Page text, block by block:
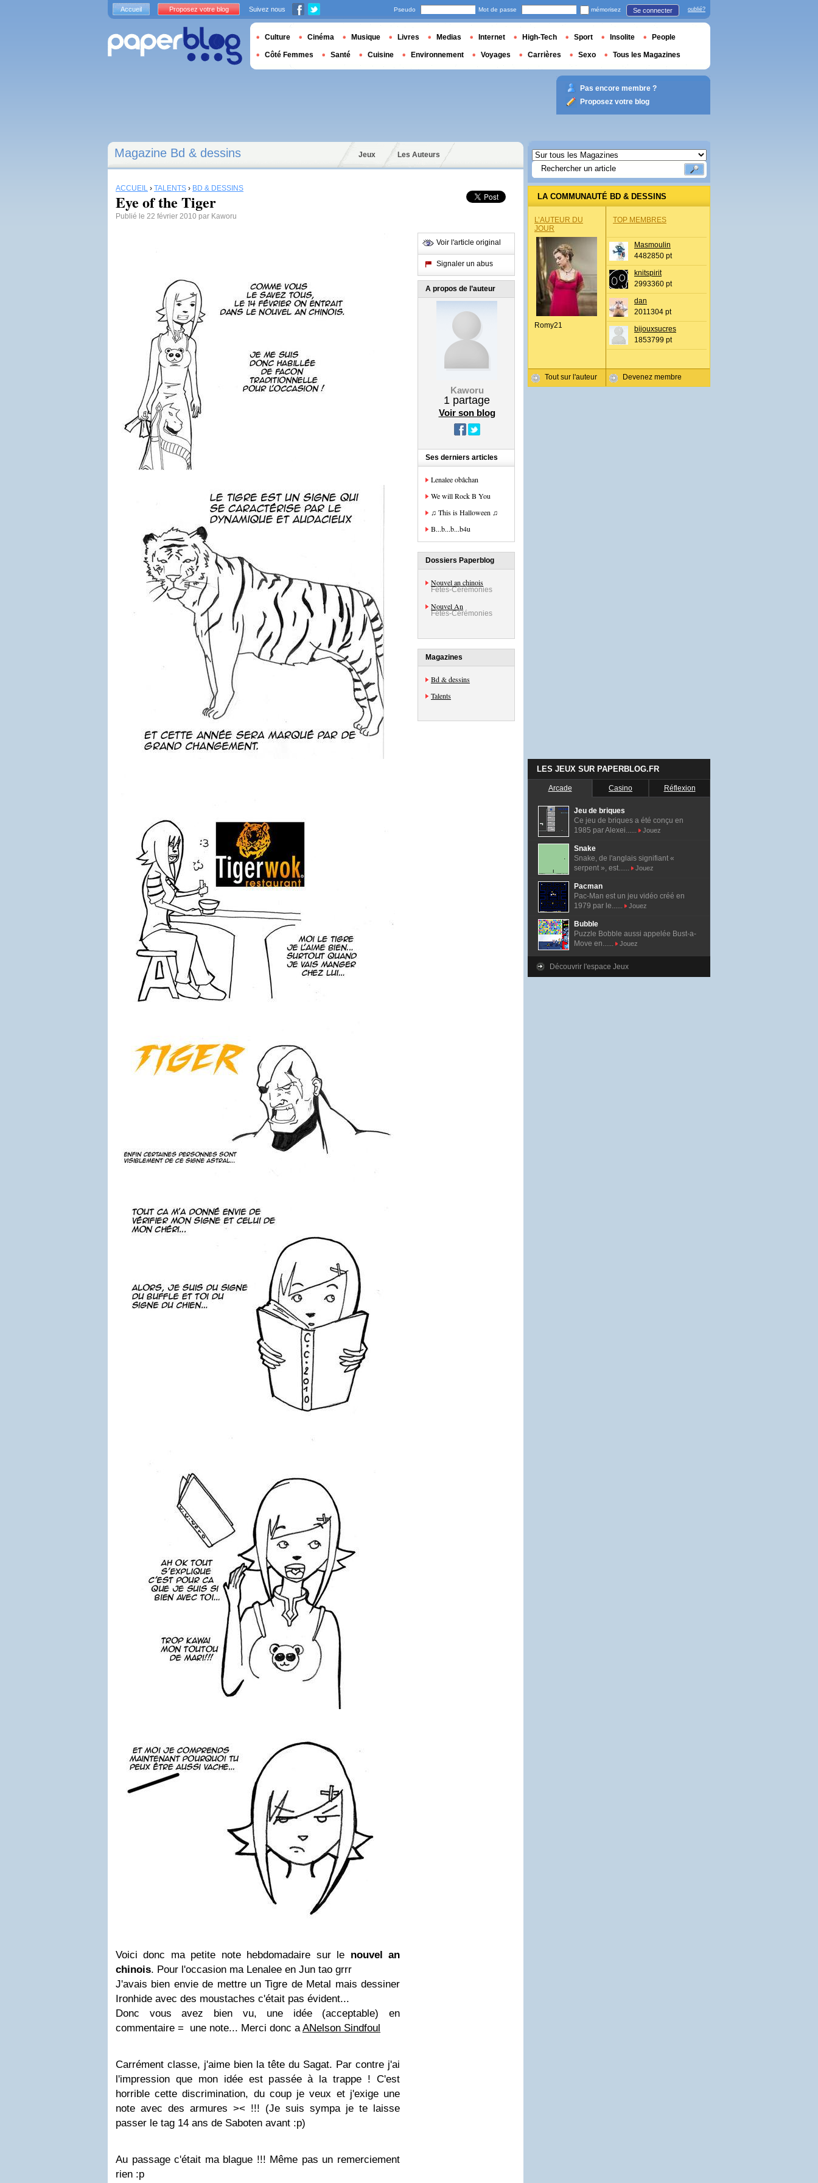
Magazine Bd & dessins Jeux Les Auteurs
ACCUEIL › TALENTS › BD & DESSINS
Eye of the Tiger
Publié le 22 février 2010 par Kaworu
Voici donc ma petite note hebdomadaire sur le nouvel an
chinois. Pour l'occasion ma Lenalee en Jun tao grrr
J'avais bien envie de mettre un Tigre de Metal mais dessiner
Ironhide avec des moustaches c'était pas évident...
Donc vous avez bien vu, une idée (acceptable) en
commentaire = une note... Merci donc aANelson Sindfoul
Carrément classe, j'aime bien la tête du Sagat. Par contre j'ai
l'impression que mon idée est passée à la trappe ! C'est
horrible cette discrimination, du coup je veux et j'exige une
note avec des armures >< !!! (Je suis sympa je te laisse
passer le tag 14 ans de Saboten avant :p)
Au passage c'était ma blague !!! Même pas un remerciement
rien :p
Voir l'article original
Signaler un abus
A propos de l’auteur
Kaworu
1 partage
Voir son blog
Ses derniers articles
Lenalee obâchan
We will Rock B You
♫ This is Halloween ♫
B...b...b...b4u
Dossiers Paperblog
Nouvel an chinois
Fêtes-Cérémonies
Nouvel An
Fêtes-Cérémonies
Magazines
Bd & dessins
Talents
LA COMMUNAUTÉ BD & DESSINS
L’AUTEUR DU
JOUR
Romy21
Tout sur l'auteur
TOP MEMBRES
Masmoulin
4482850 pt
knitspirit
2993360 pt
dan
2011304 pt
bijouxsucres
1853799 pt
Devenez membre
LES JEUX SUR PAPERBLOG.FR
Arcade Casino Réflexion
Jeu de briques
Ce jeu de briques a été conçu en
1985 par Alexei......
Jouez
Snake
Snake, de l'anglais signifiant «
serpent », est......
Jouez
Pacman
Pac-Man est un jeu vidéo créé en
1979 par le......
Jouez
Bubble
Puzzle Bobble aussi appelée Bust-a-
Move en......
Jouez
Découvrir l'espace Jeux
Accueil Proposez votre blog Suivez nous Pseudo Mot de passe mémorisez Se connecter oublié?
Culture Cinéma Musique Livres Medias Internet High-Tech Sport Insolite People
Côté Femmes Santé Cuisine Environnement Voyages Carrières Sexo Tous les Magazines
Pas encore membre ?
Proposez votre blog